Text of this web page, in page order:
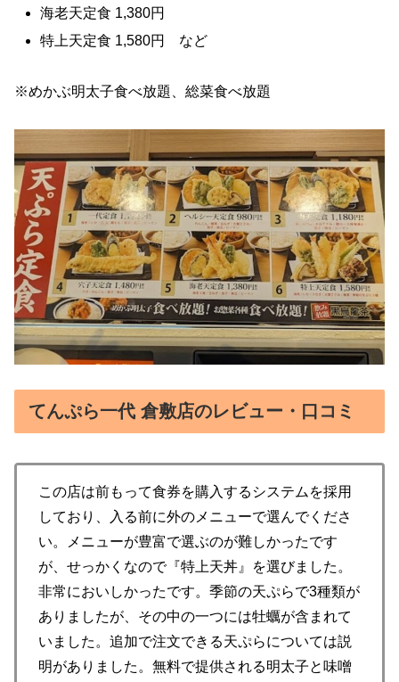
海老天定食 1,380円
特上天定食 1,580円 など
※めかぶ明太子食べ放題、総菜食べ放題
てんぷら一代 倉敷店のレビュー・口コミ
この店は前もって食券を購入するシステムを採用
しており、入る前に外のメニューで選んでくださ
い。メニューが豊富で選ぶのが難しかったです
が、せっかくなので『特上天丼』を選びました。
非常においしかったです。季節の天ぷらで3種類が
ありましたが、その中の一つには牡蠣が含まれて
いました。追加で注文できる天ぷらについては説
明がありました。無料で提供される明太子と味噌